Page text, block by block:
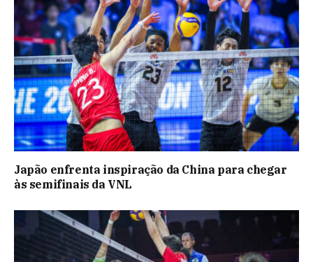
Japão enfrenta inspiração da China para chegar
às semifinais da VNL